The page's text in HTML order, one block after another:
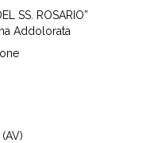
SS. ROSARIO”
Addolorata